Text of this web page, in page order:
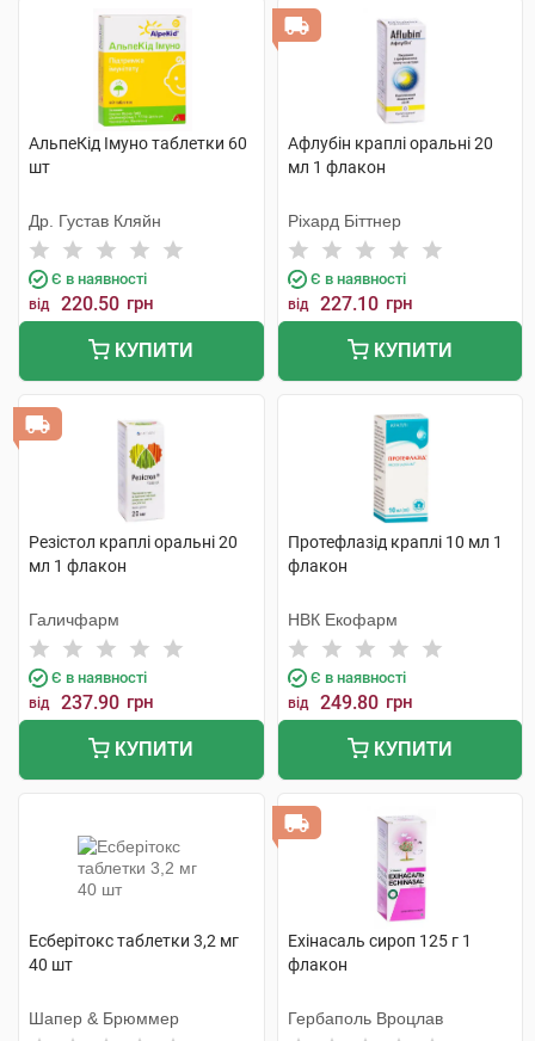
АльпеКід Імуно таблетки 60
шт
Др. Густав Кляйн
Є в наявності
від 220.50 грн
КУПИТИ
Афлубін краплі оральні 20
мл 1 флакон
Ріхард Біттнер
Є в наявності
від 227.10 грн
КУПИТИ
Резістол краплі оральні 20
мл 1 флакон
Галичфарм
Є в наявності
від 237.90 грн
КУПИТИ
Протефлазід краплі 10 мл 1
флакон
НВК Екофарм
Є в наявності
від 249.80 грн
КУПИТИ
Есберітокс таблетки 3,2 мг
40 шт
Шапер & Брюммер
Ехінасаль сироп 125 г 1
флакон
Гербаполь Вроцлав